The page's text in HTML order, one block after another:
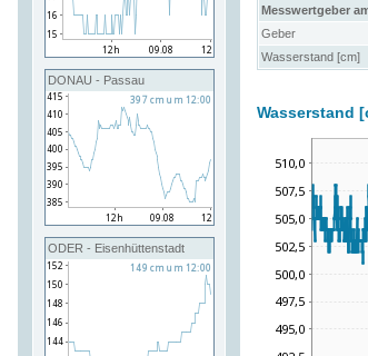
DONAU - Passau
ODER - Eisenhüttenstadt
Messwertgeber
Geber
Wasserstand [cm]
Wasserstand